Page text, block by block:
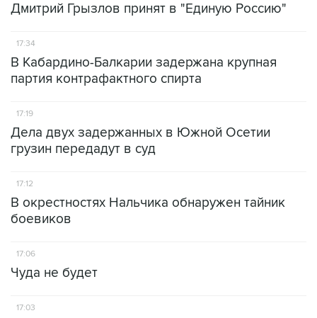
Дмитрий Грызлов принят в "Единую Россию"
17:34
В Кабардино-Балкарии задержана крупная
партия контрафактного спирта
17:19
Дела двух задержанных в Южной Осетии
грузин передадут в суд
17:12
В окрестностях Нальчика обнаружен тайник
боевиков
17:06
Чуда не будет
17:03